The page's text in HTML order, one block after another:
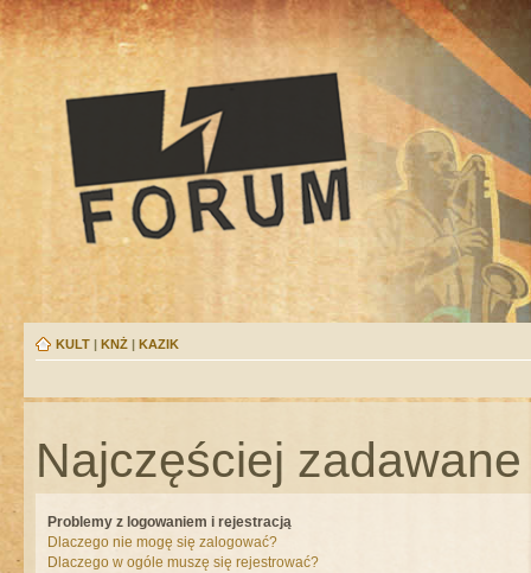
KULT | KNŻ | KAZIK
Najczęściej
Problemy z logowaniem i rejestracją
Dlaczego nie mogę się zalogować?
Dlaczego w ogóle muszę się rejestrować?